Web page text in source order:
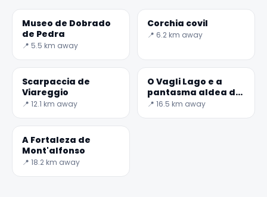
Museo de Dobrado
de Pedra
📍 5.5 km away
Corchia covil
📍 6.2 km away
Scarpaccia de
Viareggio
📍 12.1 km away
O Vagli Lago e a
pantasma aldea de
Fabbri ferrai
📍 16.5 km away
A Fortaleza de
Mont'alfonso
📍 18.2 km away
✕